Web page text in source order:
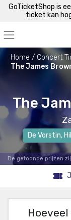
GoTicketShop is
ticket kan
Home Concert
The James
The
De Vorstin,
De getoonde prijzen